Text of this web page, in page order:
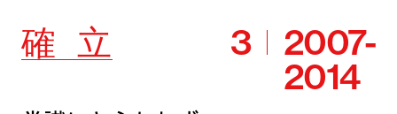
確 立 3 2007-
2014